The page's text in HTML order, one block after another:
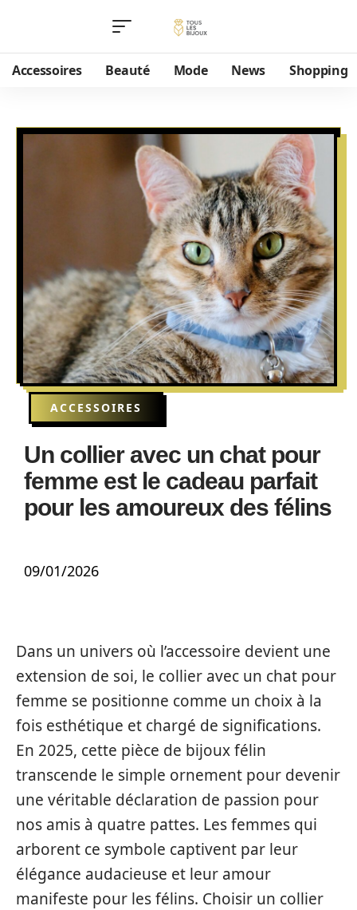
Accessoires Beauté Mode News Shopping
ACCESSOIRES
Un collier avec un chat pour
femme est le cadeau parfait
pour les amoureux des félins
09/01/2026
Dans un univers où l’accessoire devient une
extension de soi, le collier avec un chat pour
femme se positionne comme un choix à la
fois esthétique et chargé de significations.
En 2025, cette pièce de bijoux félin
transcende le simple ornement pour devenir
une véritable déclaration de passion pour
nos amis à quatre pattes. Les femmes qui
arborent ce symbole captivent par leur
élégance audacieuse et leur amour
manifeste pour les félins. Choisir un collier